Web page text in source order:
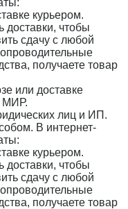
курьером.
доставки, чтобы
сдачу с любой
получаете товар
или доставке
МИР.
лиц и ИП.
В интернет-
курьером.
доставки, чтобы
сдачу с любой
получаете товар